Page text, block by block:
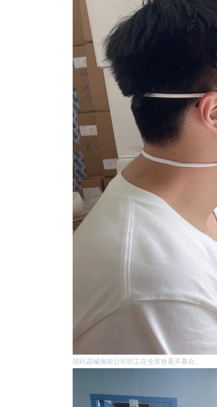
国药器械海南公司职工在仓库收看开幕会。